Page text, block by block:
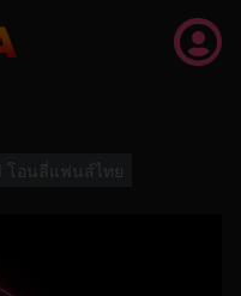
โอนลี่แฟนส์ไทย